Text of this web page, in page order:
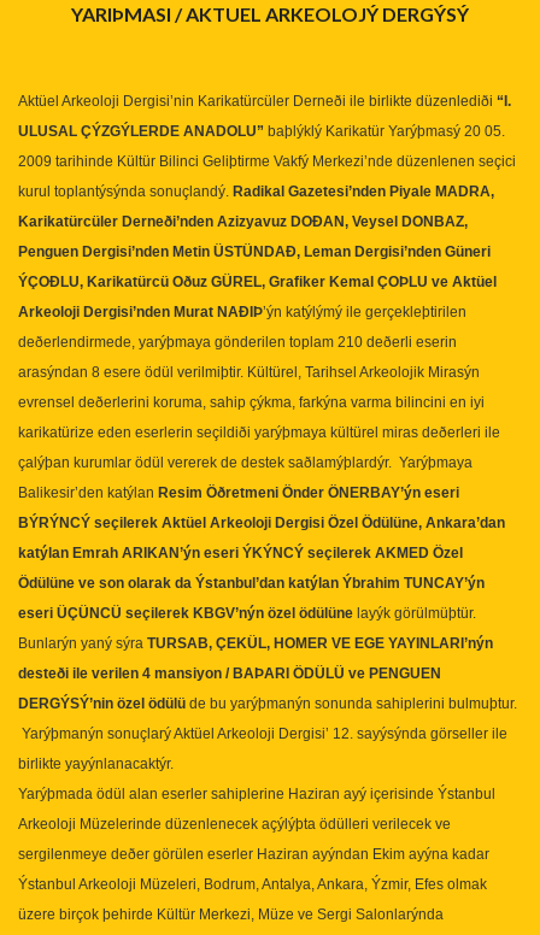
YARIÞMASI / AKTUEL ARKEOLOJÝ DERGÝSÝ
Aktüel Arkeoloji Dergisi’nin Karikatürcüler Derneði ile birlikte düzenlediði “I.
ULUSAL ÇÝZGÝLERDE ANADOLU” baþlýklý Karikatür Yarýþmasý 20 05.
2009 tarihinde Kültür Bilinci Geliþtirme Vakfý Merkezi’nde düzenlenen seçici
kurul toplantýsýnda sonuçlandý. Radikal Gazetesi’nden Piyale MADRA,
Karikatürcüler Derneði’nden Azizyavuz DOÐAN, Veysel DONBAZ,
Penguen Dergisi’nden Metin ÜSTÜNDAÐ, Leman Dergisi’nden Güneri
ÝÇOÐLU, Karikatürcü Oðuz GÜREL, Grafiker Kemal ÇOÞLU ve Aktüel
Arkeoloji Dergisi’nden Murat NAÐIÞ’ýn katýlýmý ile gerçekleþtirilen
deðerlendirmede, yarýþmaya gönderilen toplam 210 deðerli eserin
arasýndan 8 esere ödül verilmiþtir. Kültürel, Tarihsel Arkeolojik Mirasýn
evrensel deðerlerini koruma, sahip çýkma, farkýna varma bilincini en iyi
karikatürize eden eserlerin seçildiði yarýþmaya kültürel miras deðerleri ile
çalýþan kurumlar ödül vererek de destek saðlamýþlardýr. Yarýþmaya
Balikesir’den katýlan Resim Öðretmeni Önder ÖNERBAY’ýn eseri
BÝRÝNCÝ seçilerek Aktüel Arkeoloji Dergisi Özel Ödülüne, Ankara’dan
katýlan Emrah ARIKAN’ýn eseri ÝKÝNCÝ seçilerek AKMED Özel
Ödülüne ve son olarak da Ýstanbul’dan katýlan Ýbrahim TUNCAY’ýn
eseri ÜÇÜNCÜ seçilerek KBGV’nýn özel ödülüne layýk görülmüþtür.
Bunlarýn yaný sýra TURSAB, ÇEKÜL, HOMER VE EGE YAYINLARI’nýn
desteði ile verilen 4 mansiyon / BAÞARI ÖDÜLÜ ve PENGUEN
DERGÝSÝ’nin özel ödülü de bu yarýþmanýn sonunda sahiplerini bulmuþtur.
Yarýþmanýn sonuçlarý Aktüel Arkeoloji Dergisi’ 12. sayýsýnda görseller ile
birlikte yayýnlanacaktýr.
Yarýþmada ödül alan eserler sahiplerine Haziran ayý içerisinde Ýstanbul
Arkeoloji Müzelerinde düzenlenecek açýlýþta ödülleri verilecek ve
sergilenmeye deðer görülen eserler Haziran ayýndan Ekim ayýna kadar
Ýstanbul Arkeoloji Müzeleri, Bodrum, Antalya, Ankara, Ýzmir, Efes olmak
üzere birçok þehirde Kültür Merkezi, Müze ve Sergi Salonlarýnda